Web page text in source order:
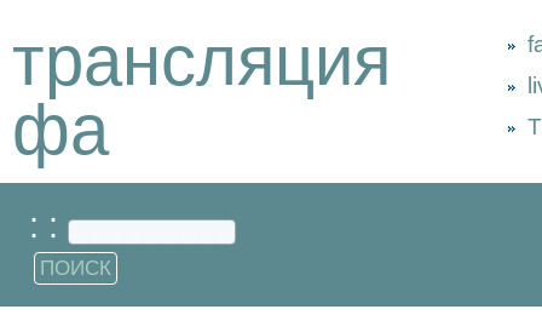
трансляция
фа
: :